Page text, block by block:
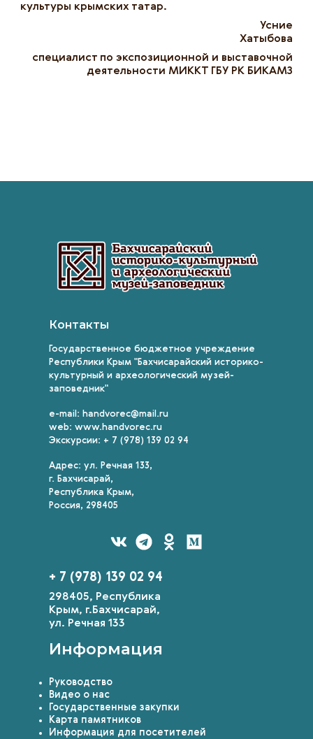
культуры крымских татар.
Усние
Хатыбова
специалист по экспозиционной и выставочной
деятельности МИККТ ГБУ РК БИКАМЗ
Контакты
Государственное бюджетное учреждение
Республики Крым "Бахчисарайский историко-
культурный и археологический музей-
заповедник"
e-mail: handvorec@mail.ru
web: www.handvorec.ru
Экскурсии: + 7 (978) 139 02 94
Адрес: ул. Речная 133,
г. Бахчисарай,
Республика Крым,
Россия, 298405
+ 7 (978) 139 02 94
298405, Республика
Крым, г.Бахчисарай,
ул. Речная 133
Информация
Руководство
Видео о нас
Государственные закупки
Карта памятников
Информация для посетителей